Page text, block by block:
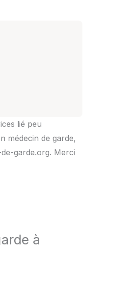
lié peu
médecin de garde,
garde.org. Merci
à